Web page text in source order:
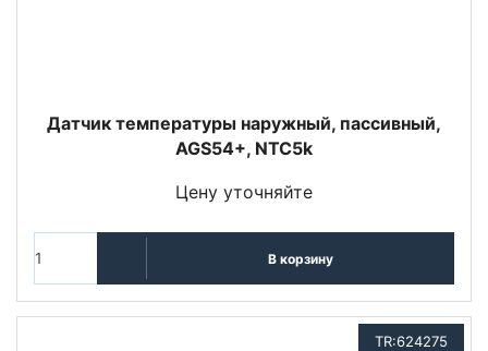
Датчик температуры наружный, пассивный,
AGS54+, NTC5k
Цену уточняйте
В корзину
TR:624275